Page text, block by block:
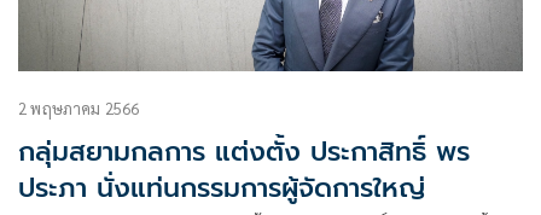
2 พฤษภาคม 2566
กลุ่มสยามกลการ แต่งตั้ง ประกาสิทธิ์ พร
ประภา นั่งแท่นกรรมการผู้จัดการใหญ่